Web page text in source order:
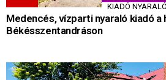
KIADÓ NYARALÓ
Medencés, vízparti nyaraló kiadó a
Békésszentandráson